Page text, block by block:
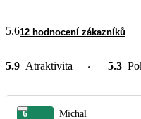
5.612 hodnocení zákazníků
5.9 Atraktivita 5.3
6 Michal